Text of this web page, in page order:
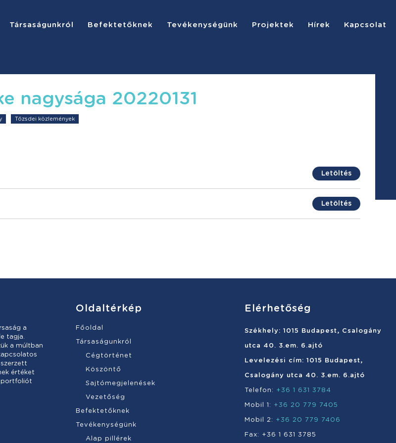
Társaságunkról Befektetőknek Tevékenységünk Projektek Hírek Kapcsolat
nagysága 20220131
Tőzsdei közlemények
Letöltés
Letöltés
a
tagja.
a múltban
értéket
portfoliót
Oldaltérkép
Főoldal
Társaságunkról
Cégtörténet
Köszöntő
Sajtómegjelenések
Vezetőség
Befektetőknek
Tevékenységünk
Alap pillérek
Elérhetőség
Székhely: 1015 Budapest, Csalogány
utca 40. 3.em. 6.ajtó
Levelezési cím: 1015 Budapest,
Csalogány utca 40. 3.em. 6.ajtó
Telefon: +36 1 631 3784
Mobil 1: +36 20 779 7405
Mobil 2: +36 20 779 7406
Fax: +36 1 631 3785